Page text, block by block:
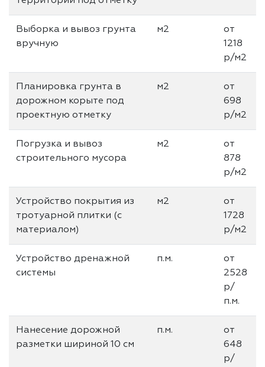
Выборка и вывоз грунта
вручную
м2
от
1218
р/м2
Планировка грунта в
дорожном корыте под
проектную отметку
м2
от
698
р/м2
Погрузка и вывоз
строительного мусора
м2
от
878
р/м2
Устройство покрытия из
тротуарной плитки (с
материалом)
м2
от
1728
р/м2
Устройство дренажной
системы
п.м.
от
2528
р/
п.м.
Нанесение дорожной
разметки шириной 10 см
п.м.
от
648
р/